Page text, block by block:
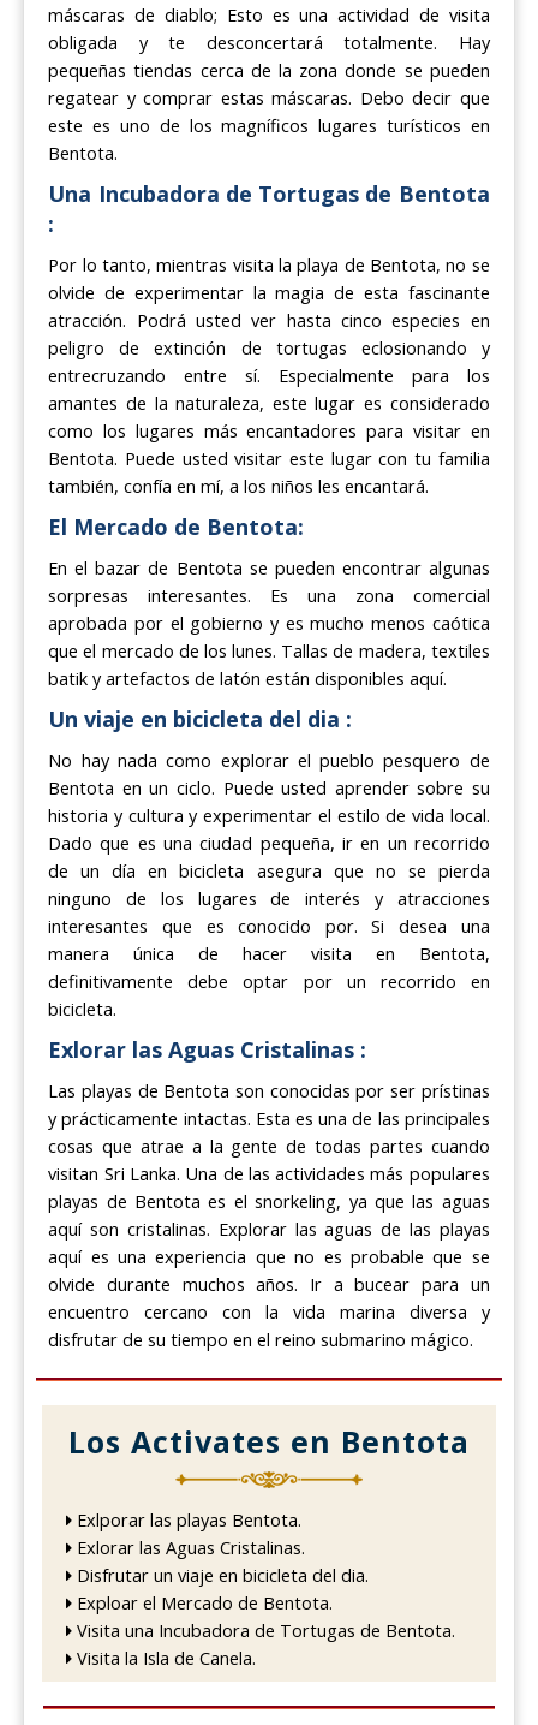
máscaras de diablo; Esto es una actividad de visita
obligada y te desconcertará totalmente. Hay
pequeñas tiendas cerca de la zona donde se pueden
regatear y comprar estas máscaras. Debo decir que
este es uno de los magníficos lugares turísticos en
Bentota.
Una Incubadora de Tortugas de Bentota
:
Por lo tanto, mientras visita la playa de Bentota, no se
olvide de experimentar la magia de esta fascinante
atracción. Podrá usted ver hasta cinco especies en
peligro de extinción de tortugas eclosionando y
entrecruzando entre sí. Especialmente para los
amantes de la naturaleza, este lugar es considerado
como los lugares más encantadores para visitar en
Bentota. Puede usted visitar este lugar con tu familia
también, confía en mí, a los niños les encantará.
El Mercado de Bentota:
En el bazar de Bentota se pueden encontrar algunas
sorpresas interesantes. Es una zona comercial
aprobada por el gobierno y es mucho menos caótica
que el mercado de los lunes. Tallas de madera, textiles
batik y artefactos de latón están disponibles aquí.
Un viaje en bicicleta del dia :
No hay nada como explorar el pueblo pesquero de
Bentota en un ciclo. Puede usted aprender sobre su
historia y cultura y experimentar el estilo de vida local.
Dado que es una ciudad pequeña, ir en un recorrido
de un día en bicicleta asegura que no se pierda
ninguno de los lugares de interés y atracciones
interesantes que es conocido por. Si desea una
manera única de hacer visita en Bentota,
definitivamente debe optar por un recorrido en
bicicleta.
Exlorar las Aguas Cristalinas :
Las playas de Bentota son conocidas por ser prístinas
y prácticamente intactas. Esta es una de las principales
cosas que atrae a la gente de todas partes cuando
visitan Sri Lanka. Una de las actividades más populares
playas de Bentota es el snorkeling, ya que las aguas
aquí son cristalinas. Explorar las aguas de las playas
aquí es una experiencia que no es probable que se
olvide durante muchos años. Ir a bucear para un
encuentro cercano con la vida marina diversa y
disfrutar de su tiempo en el reino submarino mágico.
Los Activates en Bentota
Exlporar las playas Bentota.
Exlorar las Aguas Cristalinas.
Disfrutar un viaje en bicicleta del dia.
Exploar el Mercado de Bentota.
Visita una Incubadora de Tortugas de Bentota.
Visita la Isla de Canela.